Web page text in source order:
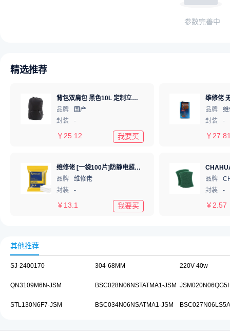
参数完善中
精选推荐
背包双肩包 黑色10L 定制立创logo Black
品牌
国产
封装
-
￥ 25.12 我要买
品牌
封装
-
￥
维修佬 [一袋100片]防静电超纤细无尘布 工业作业试擦布擦拭手机屏幕镜头除尘布 4寸10*10cm
品牌
维修佬
封装
-
￥ 13.1 我要买
品牌
封装
-
￥ 2.57
其他推荐
SJ-2400170 304-68MM 220V-40w
QN3109M6N-JSM BSC028N06NSTATMA1-JSM
STL130N6F7-JSM BSC034N06NSATMA1-JSM